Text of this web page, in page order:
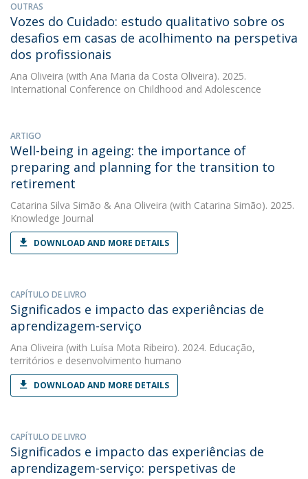
OUTRAS
Vozes do Cuidado: estudo qualitativo sobre os
desafios em casas de acolhimento na perspetiva
dos profissionais
Ana Oliveira (with Ana Maria da Costa Oliveira). 2025.
International Conference on Childhood and Adolescence
ARTIGO
Well-being in ageing: the importance of
preparing and planning for the transition to
retirement
Catarina Silva Simão & Ana Oliveira (with Catarina Simão). 2025.
Knowledge Journal
DOWNLOAD AND MORE DETAILS
CAPÍTULO DE LIVRO
Significados e impacto das experiências de
aprendizagem-serviço
Ana Oliveira (with Luísa Mota Ribeiro). 2024. Educação,
territórios e desenvolvimento humano
DOWNLOAD AND MORE DETAILS
CAPÍTULO DE LIVRO
Significados e impacto das experiências de
aprendizagem-serviço: perspetivas de